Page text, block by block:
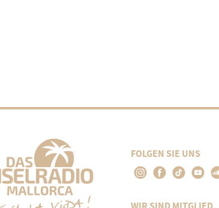
FOLGEN SIE UNS